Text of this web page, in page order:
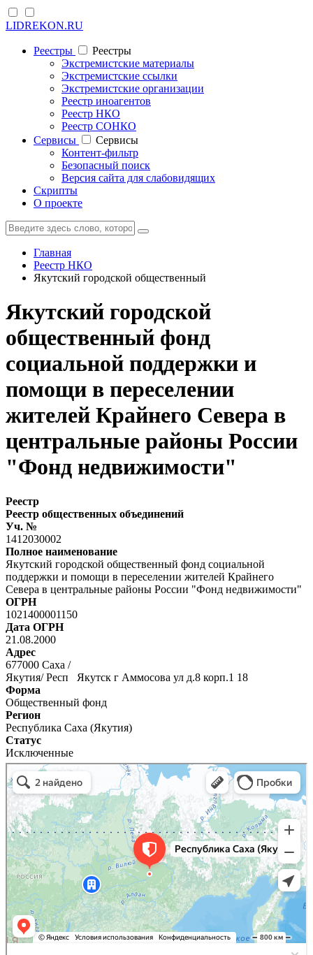
LIDREKON.RU
Реестры
Реестры
Экстремистские материалы
Экстремистские ссылки
Экстремистские организации
Реестр иноагентов
Реестр НКО
Реестр СОНКО
Cервисы
Cервисы
Контент-фильтр
Безопасный поиск
Версия сайта для слабовидящих
Скрипты
О проекте
Главная
Реестр НКО
Якутский городской общественный
Якутский городской
общественный фонд
социальной поддержки и
помощи в переселении
жителей Крайнего Севера в
центральные районы России
"Фонд недвижимости"
Реестр
Реестр общественных объединений
Уч. №
1412030002
Полное наименование
Якутский городской общественный фонд социальной
поддержки и помощи в переселении жителей Крайнего
Севера в центральные районы России "Фонд недвижимости"
ОГРН
1021400001150
Дата ОГРН
21.08.2000
Адрес
677000 Саха /
Якутия/ Респ Якутск г Аммосова ул д.8 корп.1 18
Форма
Общественный фонд
Регион
Республика Саха (Якутия)
Статус
Исключенные